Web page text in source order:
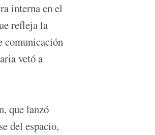
interna en el
refleja la
comunicación
vetó a
que lanzó
del espacio,